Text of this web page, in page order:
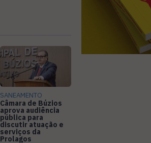
SANEAMENTO
Câmara de Búzios
aprova audiência
pública para
discutir atuação e
serviços da
Prolagos